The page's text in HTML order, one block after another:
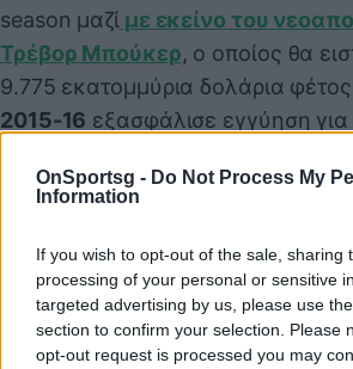
OnSportsg - Do Not Process My
Information
If you wish to opt-out of the sale, sharing
processing of your personal or sensitive
targeted advertising by us, please use
section to confirm your selection. Please
opt-out request is processed you may
season μαζί με εκείνο του
Τρέβορ Μπούκερ, ο οποίος θα
9.775 εκατομμύρια δολάρια
2015-16 εξασφάλισε εγγύηση
Παιχνίδι από παντού
νέο Mobile App